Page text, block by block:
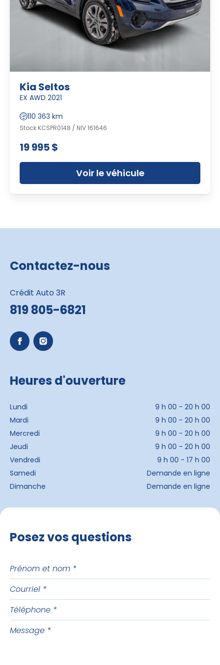
Kia Seltos
EX AWD 2021
110 363 km
Stock KCSPR0148 / NIV 161646
19 995 $
Voir le véhicule
Contactez-nous
Crédit Auto 3R
819 805-6821
Heures d'ouverture
Lundi
9 h 00 - 20 h 00
Mardi
9 h 00 - 20 h 00
Mercredi
9 h 00 - 20 h 00
Jeudi
9 h 00 - 20 h 00
Vendredi
9 h 00 - 17 h 00
Samedi
Demande en ligne
Dimanche
Demande en ligne
Posez vos questions
Prénom
nom
Courriel
Téléphone
Message